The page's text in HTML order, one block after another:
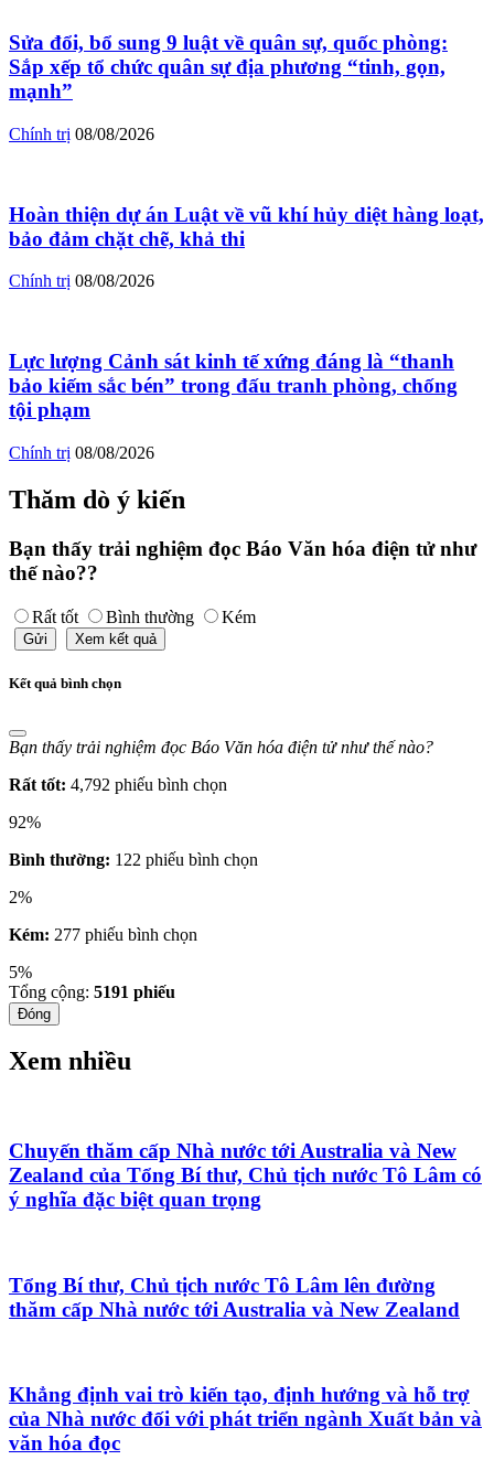
Sửa đổi, bổ sung 9 luật về quân sự, quốc phòng:
Sắp xếp tổ chức quân sự địa phương “tinh, gọn,
mạnh”
Chính trị 08/08/2026
Hoàn thiện dự án Luật về vũ khí hủy diệt hàng loạt,
bảo đảm chặt chẽ, khả thi
Chính trị 08/08/2026
Lực lượng Cảnh sát kinh tế xứng đáng là “thanh
bảo kiếm sắc bén” trong đấu tranh phòng, chống
tội phạm
Chính trị 08/08/2026
Thăm dò ý kiến
Bạn thấy trải nghiệm đọc Báo Văn hóa điện tử như
thế nào??
Rất tốt Bình thường Kém
Gửi Xem kết quả
Kết quả bình chọn
Bạn thấy trải nghiệm đọc Báo Văn hóa điện tử như thế nào?
Rất tốt: 4,792 phiếu bình chọn
92%
Bình thường: 122 phiếu bình chọn
2%
Kém: 277 phiếu bình chọn
5%
Tổng cộng: 5191 phiếu
Đóng
Xem nhiều
Chuyến thăm cấp Nhà nước tới Australia và New
Zealand của Tổng Bí thư, Chủ tịch nước Tô Lâm có
ý nghĩa đặc biệt quan trọng
Tổng Bí thư, Chủ tịch nước Tô Lâm lên đường
thăm cấp Nhà nước tới Australia và New Zealand
Khẳng định vai trò kiến tạo, định hướng và hỗ trợ
của Nhà nước đối với phát triển ngành Xuất bản và
văn hóa đọc